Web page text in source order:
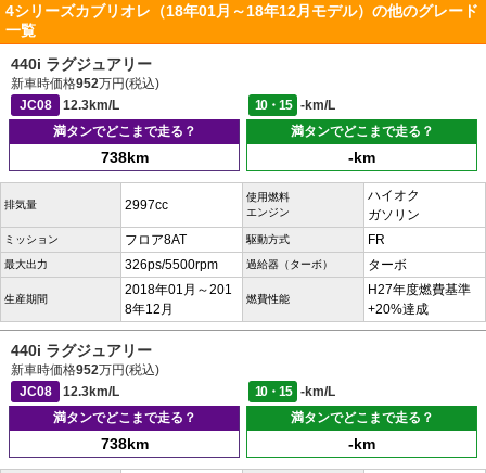
4シリーズカブリオレ（18年01月～18年12月モデル）の他のグレード
一覧
440i ラグジュアリー
新車時価格952万円(税込)
JC08
12.3km/L 10・15
-km/L
満タンでどこまで走る？
738km
満タンでどこまで走る？
-km
排気量 2997cc
使用燃料
エンジン
ハイオク
ガソリン
ミッション フロア8AT 駆動方式 FR
最大出力 326ps/5500rpm 過給器（ターボ） ターボ
生産期間
2018年01月～201
8年12月
燃費性能
H27年度燃費基準
+20%達成
440i ラグジュアリー
新車時価格952万円(税込)
JC08
12.3km/L 10・15
-km/L
満タンでどこまで走る？
738km
満タンでどこまで走る？
-km